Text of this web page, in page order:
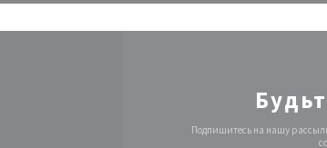
Подпишитесь на нашу